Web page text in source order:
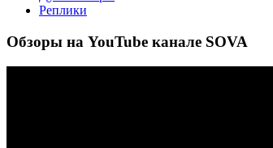
Реплики
Обзоры на YouTube канале SOVA